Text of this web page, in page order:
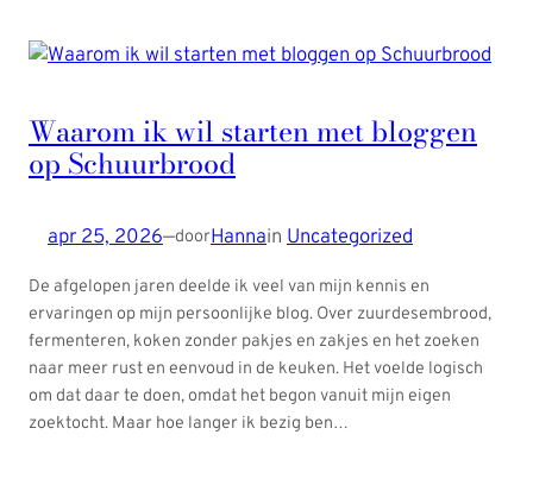
Waarom ik wil starten met bloggen
op Schuurbrood
apr 25, 2026—doorHannain Uncategorized
De afgelopen jaren deelde ik veel van mijn kennis en
ervaringen op mijn persoonlijke blog. Over zuurdesembrood,
fermenteren, koken zonder pakjes en zakjes en het zoeken
naar meer rust en eenvoud in de keuken. Het voelde logisch
om dat daar te doen, omdat het begon vanuit mijn eigen
zoektocht. Maar hoe langer ik bezig ben…